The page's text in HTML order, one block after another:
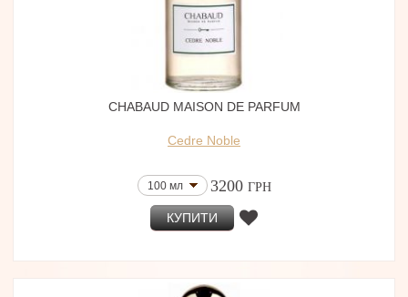
CHABAUD MAISON DE PARFUM
Cedre Noble
100 мл 3200 ГРН
КУПИТИ